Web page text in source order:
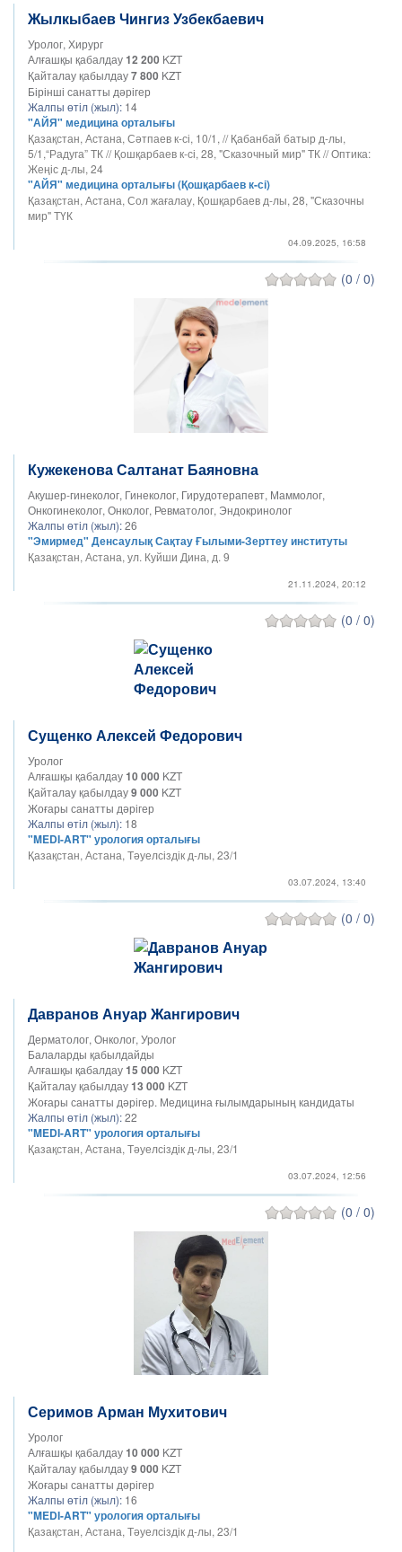
Жылкыбаев Чингиз Узбекбаевич
Уролог, Хирург
Алғашқы қабалдау12 200 KZT
Қайталау қабылдау7 800 KZT
Бірінші санатты дәрігер
Жалпы өтіл (жыл): 14
"АЙЯ" медицина орталығы
Қазақстан, Астана, Сәтпаев к-сі, 10/1, // Қабанбай батыр д-лы,
5/1,“Радуга” ТК // Қошқарбаев к-сі, 28, "Сказочный мир" ТК // Оптика:
Жеңіс д-лы, 24
"АЙЯ" медицина орталығы (Қошқарбаев к-сі)
Қазақстан, Астана, Сол жағалау, Қошқарбаев д-лы, 28, "Сказочны
мир" ТҮК
04.09.2025, 16:58
(0 / 0)
Кужекенова Салтанат Баяновна
Акушер-гинеколог, Гинеколог, Гирудотерапевт, Маммолог,
Онкогинеколог, Онколог, Ревматолог, Эндокринолог
Жалпы өтіл (жыл):26
"Эмирмед" Денсаулық Сақтау Ғылыми-Зерттеу институты
Қазақстан, Астана, ул. Куйши Дина, д. 9
21.11.2024, 20:12
(0 / 0)
Сущенко Алексей Федорович
Уролог
Алғашқы қабалдау10 000 KZT
Қайталау қабылдау9 000 KZT
Жоғары санатты дәрігер
Жалпы өтіл (жыл): 18
"MEDI-ART" урология орталығы
Қазақстан, Астана, Тәуелсіздік д-лы, 23/1
03.07.2024, 13:40
(0 / 0)
Давранов Ануар Жангирович
Дерматолог, Онколог, Уролог
Балаларды қабылдайды
Алғашқы қабалдау15 000 KZT
Қайталау қабылдау13 000 KZT
Жоғары санатты дәрігер. Медицина ғылымдарының кандидаты
Жалпы өтіл (жыл):22
"MEDI-ART" урология орталығы
Қазақстан, Астана, Тәуелсіздік д-лы, 23/1
03.07.2024, 12:56
(0 / 0)
Серимов Арман Мухитович
Уролог
Алғашқы қабалдау10 000 KZT
Қайталау қабылдау9 000 KZT
Жоғары санатты дәрігер
Жалпы өтіл (жыл): 16
"MEDI-ART" урология орталығы
Қазақстан, Астана, Тәуелсіздік д-лы, 23/1